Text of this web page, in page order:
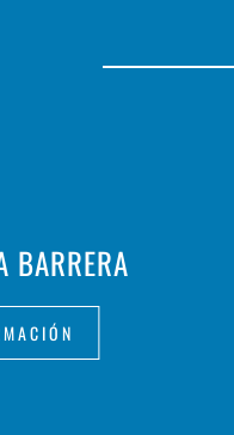
BARRERA